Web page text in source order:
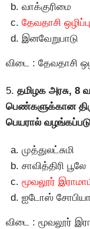
வாக்குரிமை
தேவதாசி ஒழிப்பு
இனவேறுபாடு
விடை : தேவதாசி
5. தமிழக அரசு, 8
பெண்களுக்கான
பெயரால்
முத்துலட்சுமி
சாவித்திரி பூலே
மூவலூர்
ஐடோஸ்
விடை : மூவலூர்